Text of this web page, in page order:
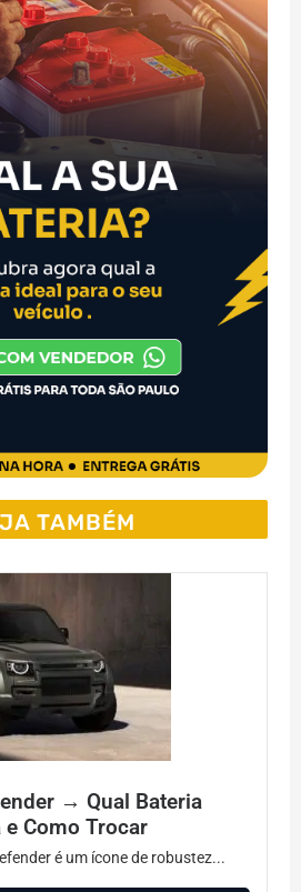
TAMBÉM
→ Qual Bateria
e Como Trocar
é um ícone de robustez...